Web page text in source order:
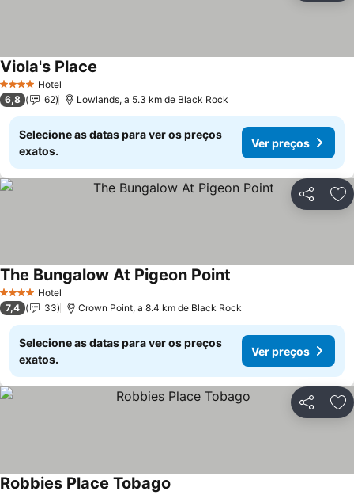
4 EstrelasHotel
Viola's Place
6,8 62 Lowlands, a 5.3 km de Black Rock
Selecione as datas para ver os preços
exatos.
Ver preços
Partilhar
4 EstrelasHotel
The Bungalow At Pigeon Point
7,4 33 Crown Point, a 8.4 km de Black Rock
Selecione as datas para ver os preços
exatos.
Ver preços
Partilhar
Robbies Place Tobago